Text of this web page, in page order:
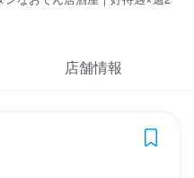
店舗情報